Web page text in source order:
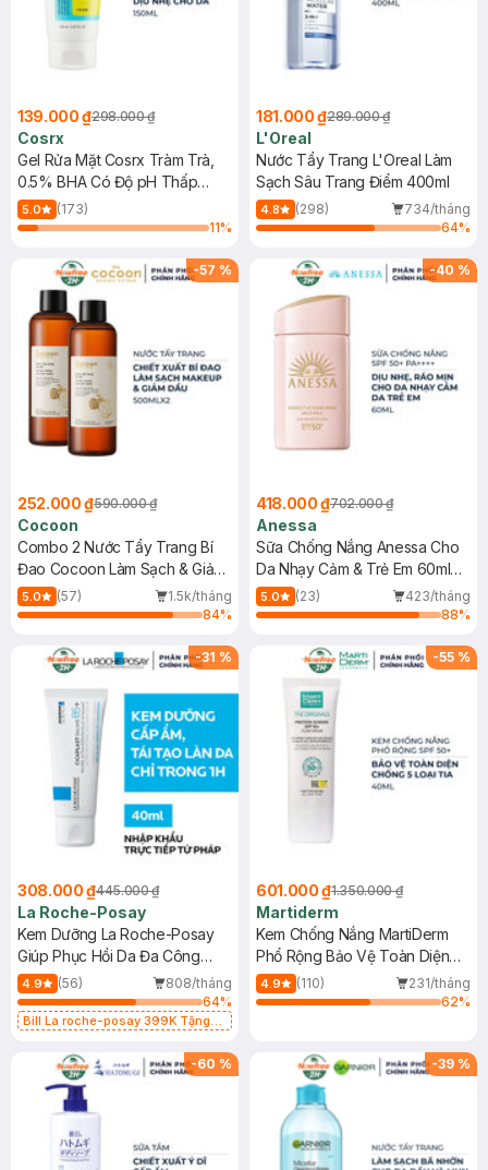
139.000 ₫298.000 ₫
Cosrx
Gel Rửa Mặt Cosrx Tràm Trà,
0.5% BHA Có Độ pH Thấp
150ml
5.0
(173)
11%
181.000 ₫289.000 ₫
L'Oreal
Nước Tẩy Trang L'Oreal Làm
Sạch Sâu Trang Điểm 400ml
4.8 (298)
734/tháng
64%
-57 %
252.000 ₫590.000 ₫
Cocoon
Combo 2 Nước Tẩy Trang Bí
Đao Cocoon Làm Sạch & Giảm
Dầu 500ml
5.0 (57)
1.5k/tháng
84%
-40 %
418.000 ₫702.000 ₫
Anessa
Sữa Chống Nắng Anessa Cho
Da Nhạy Cảm & Trẻ Em 60ml
(Mới)
5.0 (23)
423/tháng
88%
-31 %
308.000 ₫445.000 ₫
La Roche-Posay
Kem Dưỡng La Roche-Posay
Giúp Phục Hồi Da Đa Công
Dụng 40ml
4.9 (56)
808/tháng
64%
Bill La roche-posay 399K Tặng
(SL có hạn)
-55 %
601.000 ₫1.350.000 ₫
Martiderm
Kem Chống Nắng MartiDerm
Phổ Rộng Bảo Vệ Toàn Diện
40ml
4.9 (110)
231/tháng
62%
-60 % -39 %